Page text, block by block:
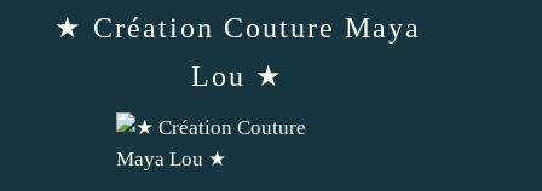
★ Création Couture Maya
Lou ★